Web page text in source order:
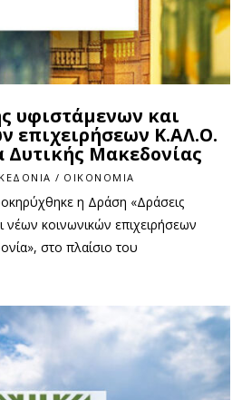
υφιστάμενων και
επιχειρήσεων Κ.ΑΛ.Ο.
Δυτικής Μακεδονίας
/ ΟΙΚΟΝΟΜΊΑ
η Δράση «Δράσεις
νέων κοινωνικών επιχειρήσεων
στο πλαίσιο του